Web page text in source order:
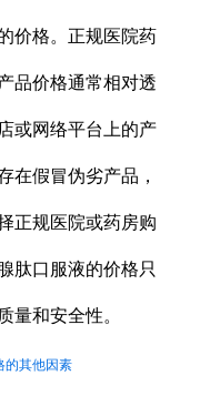
价格。正规医院药
品价格通常相对透
或网络平台上的产
在假冒伪劣产品，
正规医院或药房购
肽口服液的价格只
量和安全性。
的其他因素